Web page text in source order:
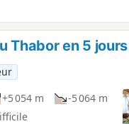
cette journée. Passage
en face, le Cheval Blanc
le Col du Méandre,
en direction des
Thabor en 5 jours
+5 054 m
-5 064 m